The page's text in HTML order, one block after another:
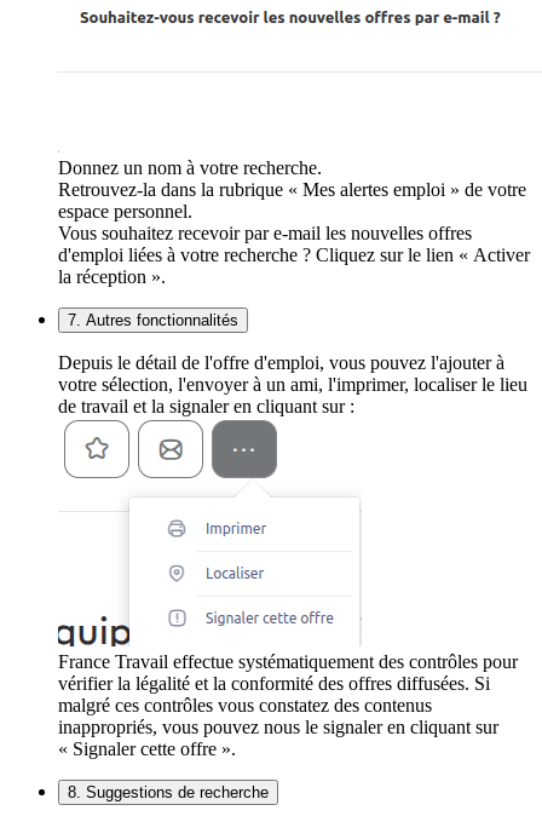
Donnez un nom à votre recherche.
Retrouvez-la dans la rubrique « Mes alertes emploi » de votre
espace personnel.
Vous souhaitez recevoir par e-mail les nouvelles offres
d'emploi liées à votre recherche ? Cliquez sur le lien « Activer
la réception ».
7. Autres fonctionnalités
Depuis le détail de l'offre d'emploi, vous pouvez l'ajouter à
votre sélection, l'envoyer à un ami, l'imprimer, localiser le lieu
de travail et la signaler en cliquant sur :
France Travail effectue systématiquement des contrôles pour
vérifier la légalité et la conformité des offres diffusées. Si
malgré ces contrôles vous constatez des contenus
inappropriés, vous pouvez nous le signaler en cliquant sur
« Signaler cette offre ».
8. Suggestions de recherche